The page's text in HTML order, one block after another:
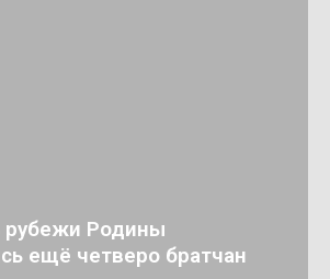
Родины
ещё четверо братчан